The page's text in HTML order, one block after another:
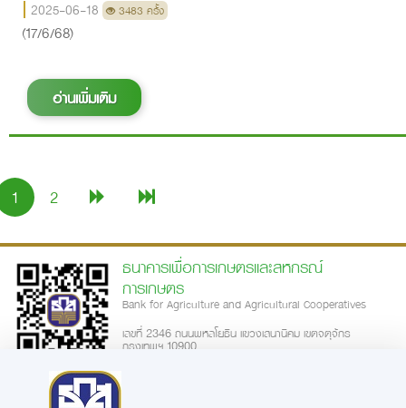
2025-06-18 3483 ครั้ง
(17/6/68)
อ่านเพิ่มเติม
1 2
ธนาคารเพื่อการเกษตรและสหกรณ์
การเกษตร
Bank for Agriculture and Agricultural Cooperatives
เลขที่ 2346 ถนนพหลโยธิน แขวงเสนานิคม เขตจตุจักร
กรุงเทพฯ 10900